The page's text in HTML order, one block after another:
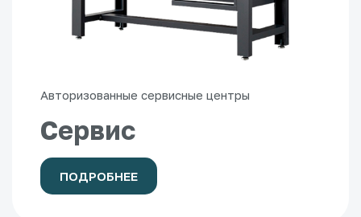
Авторизованные сервисные центры
Сервис
ПОДРОБНЕЕ